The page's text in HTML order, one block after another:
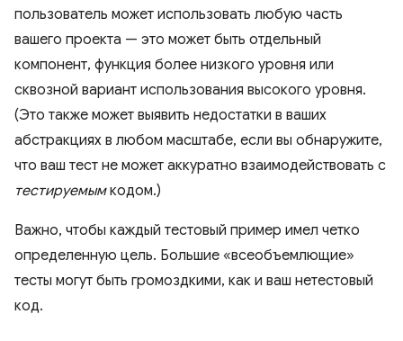
пользователь может использовать любую часть
вашего проекта — это может быть отдельный
компонент, функция более низкого уровня или
сквозной вариант использования высокого уровня.
(Это также может выявить недостатки в ваших
абстракциях в любом масштабе, если вы обнаружите,
что ваш тест не может аккуратно взаимодействовать с
тестируемымкодом.)
Важно, чтобы каждый тестовый пример имел четко
определенную цель. Большие «всеобъемлющие»
тесты могут быть громоздкими, как и ваш нетестовый
код.